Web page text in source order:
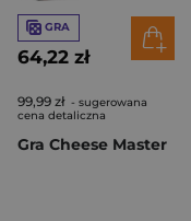
GRA
64,22 zł
99,99 zł - sugerowana
cena detaliczna
Gra Cheese Master